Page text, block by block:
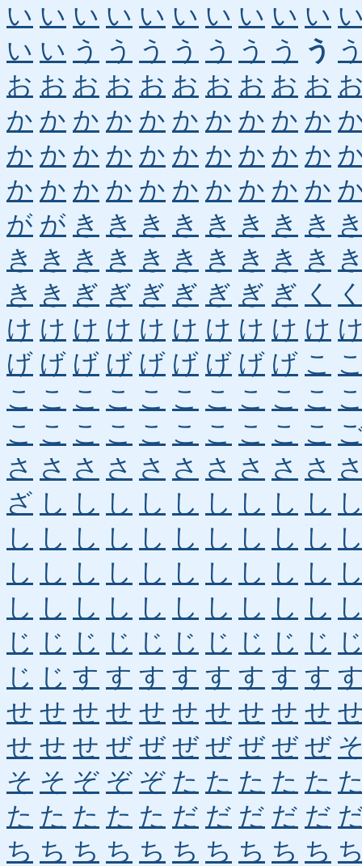
い い い い い い い い い い
い い う う う う う う う う
お お お お お お お お お お
か か か か か か か か か か
か か か か か か か か か か
か か か か か か か か か か
が が き き き き き き き き
き き き き き き き き き き
き き ぎ ぎ ぎ ぎ ぎ ぎ ぎ く
け け け け け け け け け け
げ げ げ げ げ げ げ げ げ こ
こ こ こ こ こ こ こ こ こ こ
こ こ こ こ こ こ こ こ こ こ
さ さ さ さ さ さ さ さ さ さ
ざ し し し し し し し し し
し し し し し し し し し し
し し し し し し し し し し
し し し し し し し し し し
じ じ じ じ じ じ じ じ じ じ
じ じ す す す す す す す す
せ せ せ せ せ せ せ せ せ せ
せ せ せ ぜ ぜ ぜ ぜ ぜ ぜ ぜ
そ そ ぞ ぞ ぞ た た た た た
た た た た た だ だ だ だ だ
ち ち ち ち ち ち ち ち ち ち